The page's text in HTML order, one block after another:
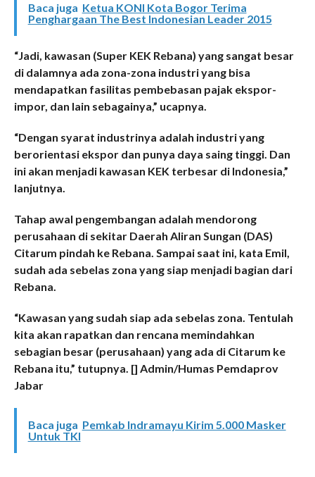
Baca juga Ketua KONI Kota Bogor Terima
Penghargaan The Best Indonesian Leader 2015
“Jadi, kawasan (Super KEK Rebana) yang sangat besar
di dalamnya ada zona-zona industri yang bisa
mendapatkan fasilitas pembebasan pajak ekspor-
impor, dan lain sebagainya,” ucapnya.
“Dengan syarat industrinya adalah industri yang
berorientasi ekspor dan punya daya saing tinggi. Dan
ini akan menjadi kawasan KEK terbesar di Indonesia,”
lanjutnya.
Tahap awal pengembangan adalah mendorong
perusahaan di sekitar Daerah Aliran Sungan (DAS)
Citarum pindah ke Rebana. Sampai saat ini, kata Emil,
sudah ada sebelas zona yang siap menjadi bagian dari
Rebana.
“Kawasan yang sudah siap ada sebelas zona. Tentulah
kita akan rapatkan dan rencana memindahkan
sebagian besar (perusahaan) yang ada di Citarum ke
Rebana itu,” tutupnya. [] Admin/Humas Pemdaprov
Jabar
Baca juga Pemkab Indramayu Kirim 5.000 Masker
Untuk TKI